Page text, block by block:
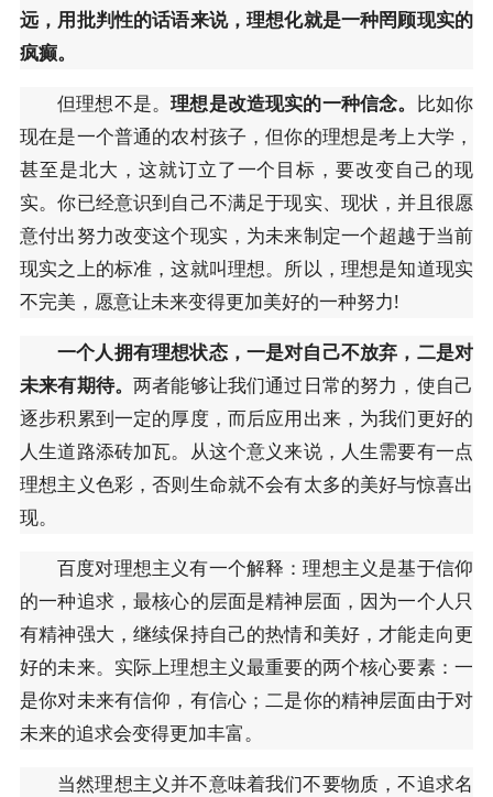
远，用批判性的话语来说，理想化就是一种罔顾现实的
疯癫。
但理想不是。理想是改造现实的一种信念。 比如你
现在是一个普通的农村孩子，但你的理想是考上大学，
甚至是北大，这就订立了一个目标，要改变自己的现
实。你已经意识到自己不满足于现实、现状，并且很愿
意付出努力改变这个现实，为未来制定一个超越于当前
现实之上的标准，这就叫理想。所以，理想是知道现实
不完美，愿意让未来变得更加美好的一种努力!
一个人拥有理想状态，一是对自己不放弃，二是对
未来有期待。两者能够让我们通过日常的努力，使自己
逐步积累到一定的厚度，而后应用出来，为我们更好的
人生道路添砖加瓦。从这个意义来说，人生需要有一点
理想主义色彩，否则生命就不会有太多的美好与惊喜出
现。
百度对理想主义有一个解释：理想主义是基于信仰
的一种追求，最核心的层面是精神层面，因为一个人只
有精神强大，继续保持自己的热情和美好，才能走向更
好的未来。实际上理想主义最重要的两个核心要素：一
是你对未来有信仰，有信心；二是你的精神层面由于对
未来的追求会变得更加丰富。
当然理想主义并不意味着我们不要物质，不追求名